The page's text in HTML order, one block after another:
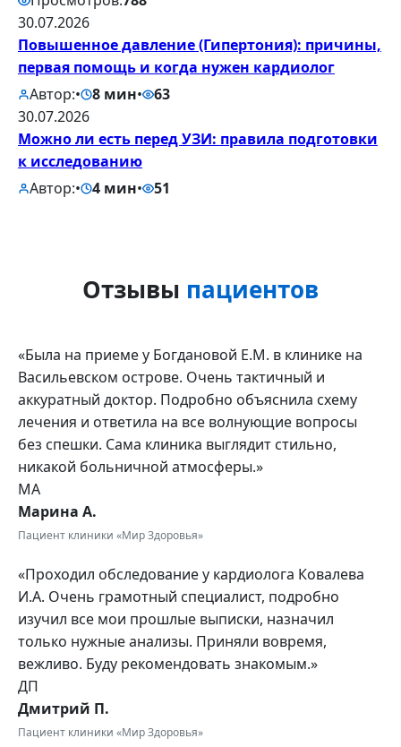
30.07.2026
Повышенное давление (Гипертония): причины,
первая помощь и когда нужен кардиолог
Автор:• 8 мин•
63
30.07.2026
Можно ли есть перед УЗИ: правила подготовки
к исследованию
Автор:• 4 мин• 51
Отзывы пациентов
«Была на приеме у Богдановой Е.М. в клинике на
Васильевском острове. Очень тактичный и
аккуратный доктор. Подробно объяснила схему
лечения и ответила на все волнующие вопросы
без спешки. Сама клиника выглядит стильно,
никакой больничной атмосферы.»
МА
Марина А.
Пациент клиники «Мир Здоровья»
«Проходил обследование у кардиолога Ковалева
И.А. Очень грамотный специалист, подробно
изучил все мои прошлые выписки, назначил
только нужные анализы. Приняли вовремя,
вежливо. Буду рекомендовать знакомым.»
ДП
Дмитрий П.
Пациент клиники «Мир Здоровья»